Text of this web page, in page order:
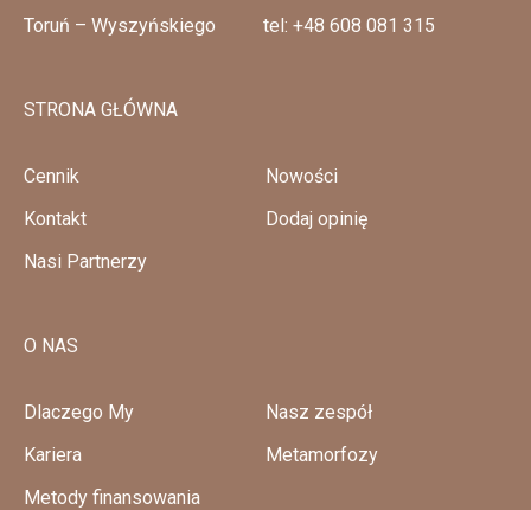
Toruń – Wyszyńskiego
tel: +48 608 081 315
STRONA GŁÓWNA
Cennik
Nowości
Kontakt
Dodaj opinię
Nasi Partnerzy
O NAS
Dlaczego My
Nasz zespół
Kariera
Metamorfozy
Metody finansowania